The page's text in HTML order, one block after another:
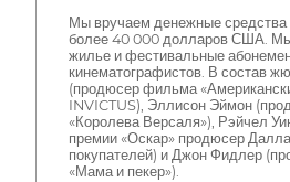
Мы вручаем денежные
более 40 000 долларов США.
жилье и фестивальные
кинематографистов. В состав
(продюсер фильма
INVICTUS), Эллисон Эймон
«Королева Версаля»), Рэйчел
премии «Оскар» продюсер
покупателей) и Джон Фидлер
«Мама и пекер»).